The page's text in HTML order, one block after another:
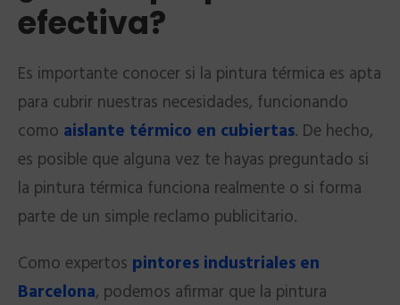
efectiva?
Es importante conocer si la pintura térmica es apta
para cubrir nuestras necesidades, funcionando
como aislante térmico en cubiertas. De hecho,
es posible que alguna vez te hayas preguntado si
la pintura térmica funciona realmente o si forma
parte de un simple reclamo publicitario.
Como expertos pintores industriales en
Barcelona, podemos afirmar que la pintura